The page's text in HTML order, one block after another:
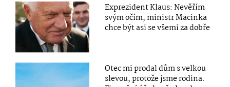
Exprezident Klaus: Nevěřím
svým očím, ministr Macinka
chce být asi se všemi za dobře
Otec mi prodal dům s velkou
slevou, protože jsme rodina.